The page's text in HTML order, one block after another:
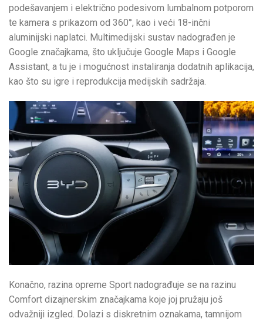
podešavanjem i električno podesivom lumbalnom potporom
te kamera s prikazom od 360°, kao i veći 18-inčni
aluminijski naplatci. Multimedijski sustav nadograđen je
Google značajkama, što uključuje Google Maps i Google
Assistant, a tu je i mogućnost instaliranja dodatnih aplikacija,
kao što su igre i reprodukcija medijskih sadržaja.
Konačno, razina opreme Sport nadograđuje se na razinu
Comfort dizajnerskim značajkama koje joj pružaju još
odvažniji izgled. Dolazi s diskretnim oznakama, tamnijom